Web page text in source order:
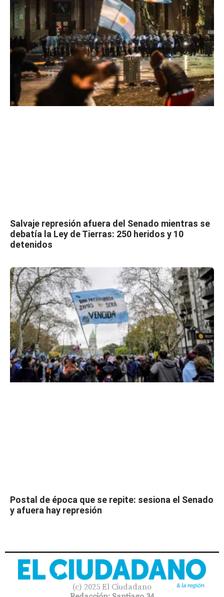
Salvaje represión afuera del Senado mientras se
debatía la Ley de Tierras: 250 heridos y 10
detenidos
Postal de época que se repite: sesiona el Senado
y afuera hay represión
(c) 2025 El Ciudadano